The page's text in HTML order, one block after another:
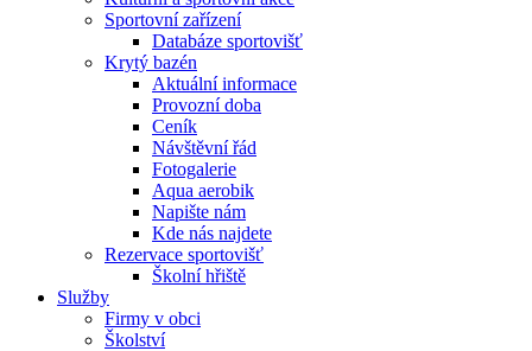
Sportovní zařízení
Databáze sportovišť
Krytý bazén
Aktuální informace
Provozní doba
Ceník
Návštěvní řád
Fotogalerie
Aqua aerobik
Napište nám
Kde nás najdete
Rezervace sportovišť
Školní hřiště
Služby
Firmy v obci
Školství